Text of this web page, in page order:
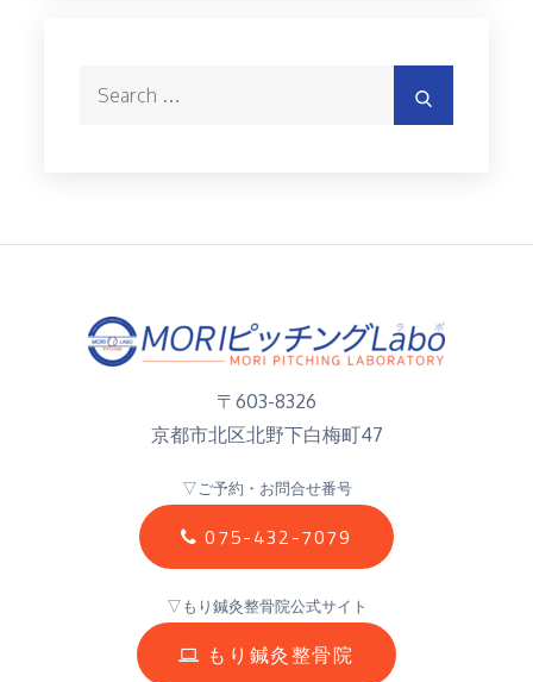
〒603-8326
京都市北区北野下白梅町47
▽ご予約・お問合せ番号
075-432-7079
▽もり鍼灸整骨院公式サイト
もり鍼灸整骨院